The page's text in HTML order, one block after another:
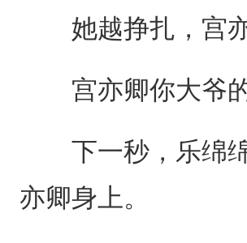
她越挣扎，宫亦
宫亦卿你大爷的
下一秒，乐绵绵
亦卿身上。